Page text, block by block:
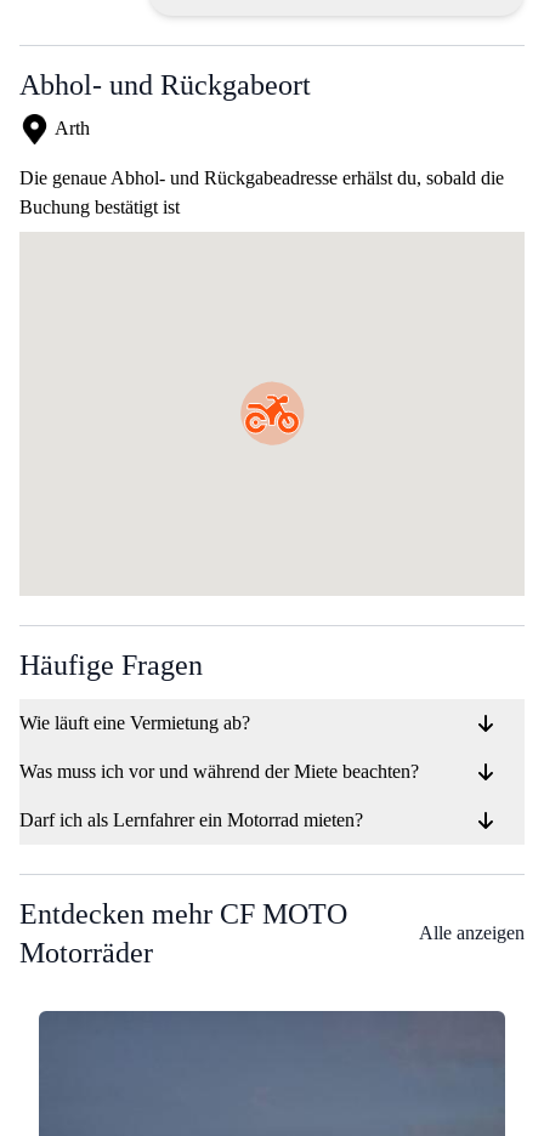
Abhol- und Rückgabeort
Arth
Die genaue Abhol- und Rückgabeadresse erhälst du, sobald die
Buchung bestätigt ist
Häufige Fragen
Wie läuft eine Vermietung ab?
Was muss ich vor und während der Miete beachten?
Darf ich als Lernfahrer ein Motorrad mieten?
Entdecken mehr CF MOTO
Motorräder
Alle anzeigen